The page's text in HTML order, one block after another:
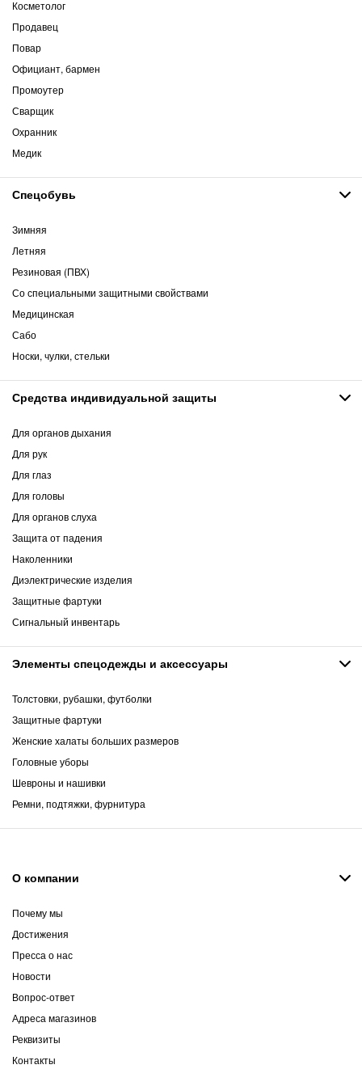
Косметолог
Продавец
Повар
Официант, бармен
Промоутер
Сварщик
Охранник
Медик
Спецобувь
Зимняя
Летняя
Резиновая (ПВХ)
Со специальными защитными свойствами
Медицинская
Сабо
Носки, чулки, стельки
Средства индивидуальной защиты
Для органов дыхания
Для рук
Для глаз
Для головы
Для органов слуха
Защита от падения
Наколенники
Диэлектрические изделия
Защитные фартуки
Сигнальный инвентарь
Элементы спецодежды и аксессуары
Толстовки, рубашки, футболки
Защитные фартуки
Женские халаты больших размеров
Головные уборы
Шевроны и нашивки
Ремни, подтяжки, фурнитура
О компании
Почему мы
Достижения
Пресса о нас
Новости
Вопрос-ответ
Адреса магазинов
Реквизиты
Контакты